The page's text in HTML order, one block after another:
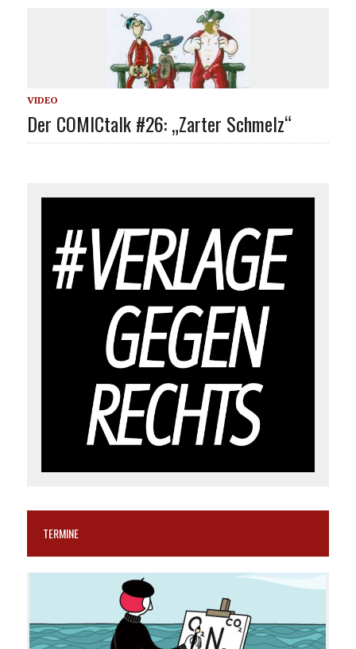
VIDEO
Der COMICtalk #26: „Zarter Schmelz“
TERMINE